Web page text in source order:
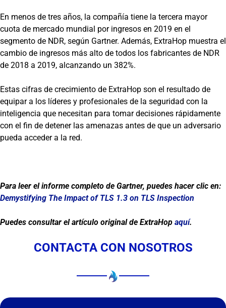
En menos de tres años, la compañía tiene la tercera mayor
cuota de mercado mundial por ingresos en 2019 en el
segmento de NDR, según Gartner. Además, ExtraHop muestra el
cambio de ingresos más alto de todos los fabricantes de NDR
de 2018 a 2019, alcanzando un 382%.
Estas cifras de crecimiento de ExtraHop son el resultado de
equipar a los líderes y profesionales de la seguridad con la
inteligencia que necesitan para tomar decisiones rápidamente
con el fin de detener las amenazas antes de que un adversario
pueda acceder a la red.
Para leer el informe completo de Gartner, puedes hacer clic en:
Demystifying The Impact of TLS 1.3 on TLS Inspection
Puedes consultar el artículo original de ExtraHop aquí.
CONTACTA CON NOSOTROS